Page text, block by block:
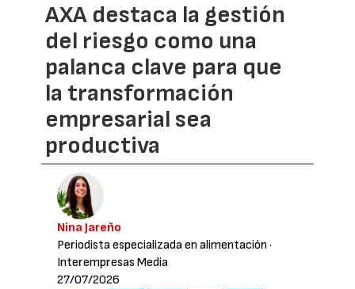
AXA destaca la gestión
del riesgo como una
palanca clave para que
la transformación
empresarial sea
productiva
Nina Jareño
Periodista especializada en alimentación ·
Interempresas Media
27/07/2026